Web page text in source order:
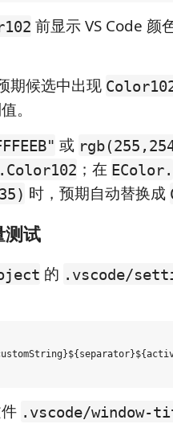
前显示 VS Code 颜
期候选中出现
。
或
；在 EColor.
时，预期自动替换成
测试
的 .vscode/
.vscode/window-